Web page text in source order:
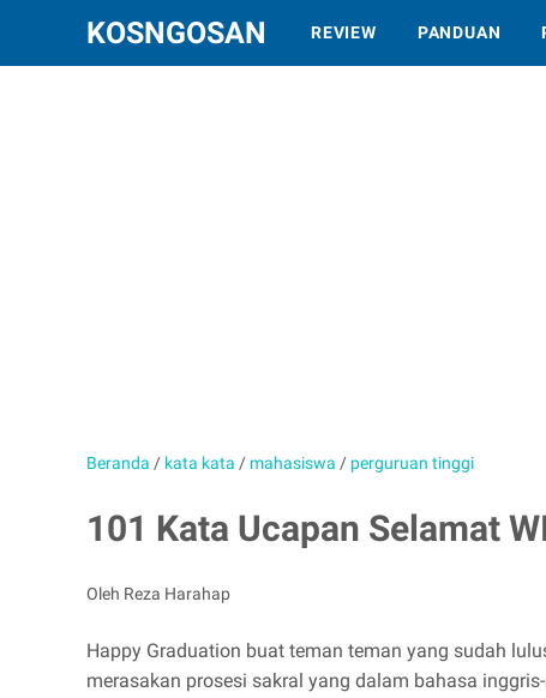
KOSNGOSAN REVIEW PANDUAN
Beranda / kata kata / mahasiswa / perguruan tinggi
101 Kata Ucapan Selamat
Oleh Reza Harahap
Happy Graduation buat teman teman yang sudah
merasakan prosesi sakral yang dalam bahasa